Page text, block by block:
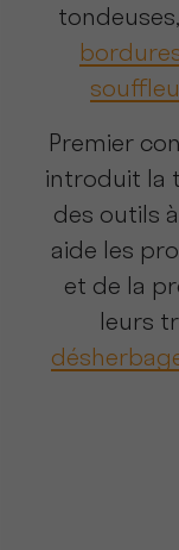
tondeuses,
Premier
introduit la
des outils à
aide les
et de la
leurs